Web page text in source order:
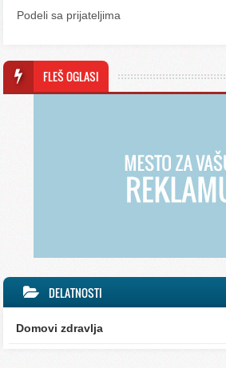
Podeli sa prijateljima
FLEŠ OGLASI
DELATNOSTI
Domovi zdravlja